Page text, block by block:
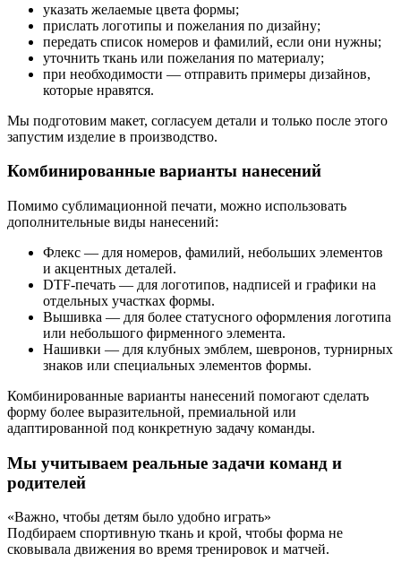
указать желаемые цвета формы;
прислать логотипы и пожелания по дизайну;
передать список номеров и фамилий, если они нужны;
уточнить ткань или пожелания по материалу;
при необходимости — отправить примеры дизайнов,
которые нравятся.
Мы подготовим макет, согласуем детали и только после этого
запустим изделие в производство.
Комбинированные варианты нанесений
Помимо сублимационной печати, можно использовать
дополнительные виды нанесений:
Флекс — для номеров, фамилий, небольших элементов
и акцентных деталей.
DTF-печать — для логотипов, надписей и графики на
отдельных участках формы.
Вышивка — для более статусного оформления логотипа
или небольшого фирменного элемента.
Нашивки — для клубных эмблем, шевронов, турнирных
знаков или специальных элементов формы.
Комбинированные варианты нанесений помогают сделать
форму более выразительной, премиальной или
адаптированной под конкретную задачу команды.
Мы учитываем реальные задачи команд и
родителей
«Важно, чтобы детям было удобно играть»
Подбираем спортивную ткань и крой, чтобы форма не
сковывала движения во время тренировок и матчей.